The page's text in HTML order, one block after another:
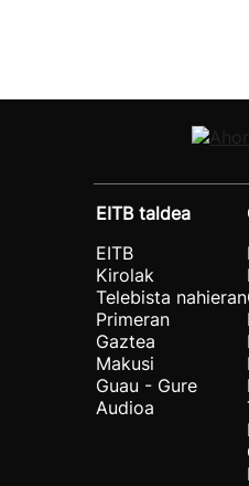
EITB taldea
EITB
Kirolak
Telebista nahieran
Primeran
Gaztea
Makusi
Guau - Gure
Audioa